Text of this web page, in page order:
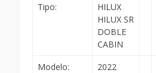
Tipo:
HILUX
HILUX SR
DOBLE
CABIN
Modelo: 2022